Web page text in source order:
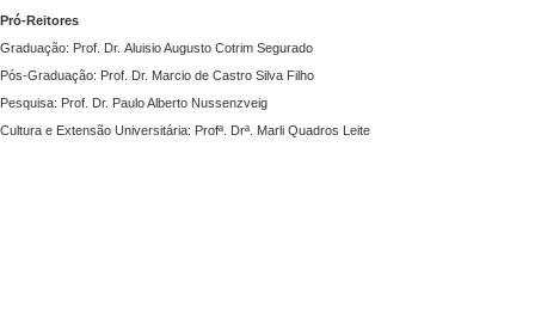
Pró-Reitores
Graduação: Prof. Dr. Aluisio Augusto Cotrim Segurado
Pós-Graduação: Prof. Dr. Marcio de Castro Silva Filho
Pesquisa: Prof. Dr. Paulo Alberto Nussenzveig
Cultura e Extensão Universitária: Profª. Drª. Marli Quadros Leite